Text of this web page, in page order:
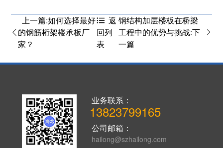
上一篇:如何选择最好
的钢筋桁架楼承板厂
家？
返
回列
表
钢结构加层楼板在桥梁
工程中的优势与挑战:下
一篇
业务联系：
13823799165
公司邮箱：
hailong@szhailong.com